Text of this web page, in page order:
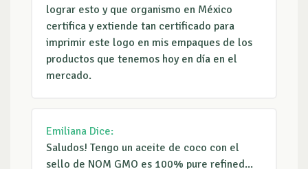
lograr esto y que organismo en México
certifica y extiende tan certificado para
imprimir este logo en mis empaques de los
productos que tenemos hoy en día en el
mercado.
Emiliana Dice:
Saludos! Tengo un aceite de coco con el
sello de NOM GMO es 100% pure refined...